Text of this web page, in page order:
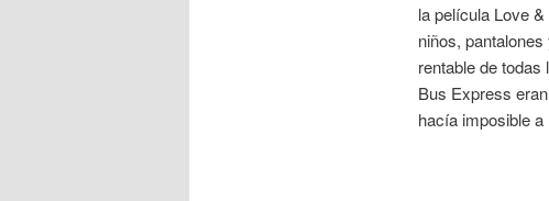
la película Love
niños,
rentable de
Bus Express
hacía imposible